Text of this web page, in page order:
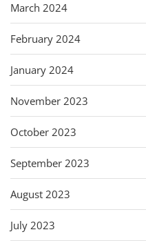
March 2024
February 2024
January 2024
November 2023
October 2023
September 2023
August 2023
July 2023